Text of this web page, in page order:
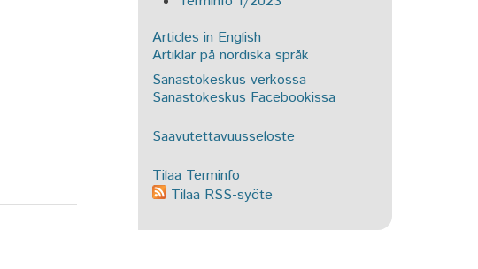
Articles in English
Artiklar på nordiska språk
Sanastokeskus verkossa
Sanastokeskus Facebookissa
Saavutettavuusseloste
Tilaa Terminfo
Tilaa RSS-syöte